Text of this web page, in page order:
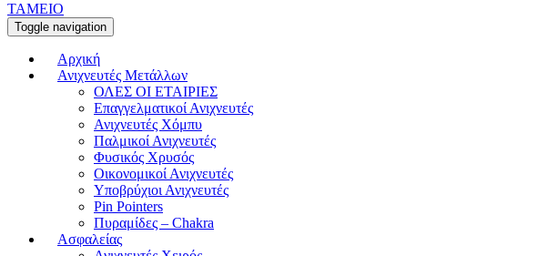
ΤΑΜΕΙΟ
Toggle navigation
Αρχική
Ανιχνευτές Μετάλλων
ΟΛΕΣ ΟΙ ΕΤΑΙΡΙΕΣ
Επαγγελματικοί Ανιχνευτές
Ανιχνευτές Χόμπυ
Παλμικοί Ανιχνευτές
Φυσικός Χρυσός
Οικονομικοί Ανιχνευτές
Υποβρύχιοι Ανιχνευτές
Pin Pointers
Πυραμίδες – Chakra
Ασφαλείας